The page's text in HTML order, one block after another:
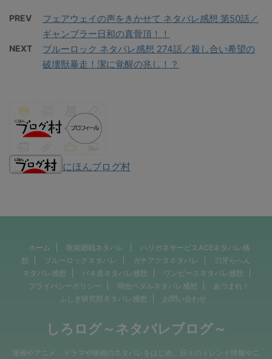
PREV
フェアウェイの声をきかせて ネタバレ感想 第50話／
ギャンブラー日和の真骨頂！！
NEXT
ブルーロック ネタバレ感想 274話／殺し合い希望の
破壊獣暴走！潔に覚醒の兆し！？
にほんブログ村
ホーム 呪術廻戦ネタバレ
ハリガネサービスACEネタバレ感
想
ブルーロックネタバレ ガチアクタネタバレ
刃牙らへん
ネタバレ感想
バキ道ネタバレ感想
ワンピースネタバレ感想
プライバシーポリシー
弱虫ペダルネタバレ感想
あつまれ！
ふしぎ研究部ネタバレ感想
お問い合わせ
しろログ～ネタバレブログ～
漫画やアニメ、ドラマや映画のネタバレをはじめ、日々のトレンド情報やニ